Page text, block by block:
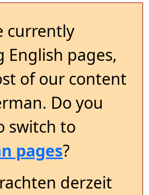
currently
English pages,
of our content
Do you
switch to
pages?
derzeit